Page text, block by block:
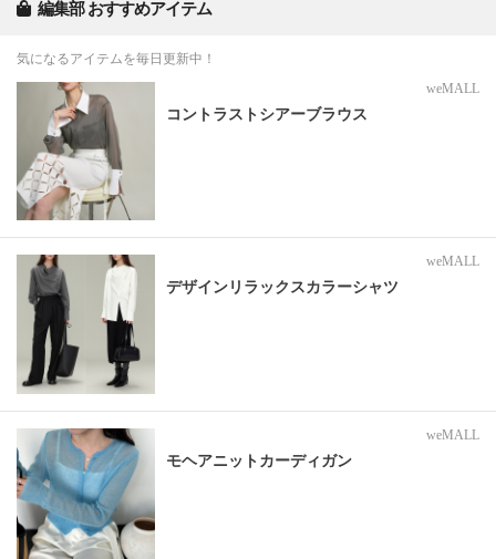
編集部 おすすめアイテム
気になるアイテムを毎日更新中！
weMALL
コントラストシアーブラウス
weMALL
デザインリラックスカラーシャツ
weMALL
モヘアニットカーディガン